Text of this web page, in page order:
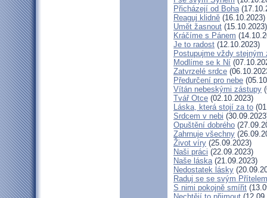
Přicházejí od Boha
Reaguj klidně (16.10.2023)
Umět žasnout (15.10.2023)
Kráčíme s Pánem
Je to radost (12.10.2023)
Postupujme vždy stejným
Modlíme se k Ní
Zatvrzelé srdce
Předurčení pro nebe
Vítán nebeskými zástupy
Tvář Otce (02.10.2023)
Láska, která stojí za to
Srdcem v nebi
Opuštění dobrého
Zahrnuje všechny
Život víry (25.09.2023)
Naši práci (22.09.2023)
Naše láska(21.09.2023)
Nedostatek lásky
Raduj se se svým Přítelem
S nimi pokojně smířit